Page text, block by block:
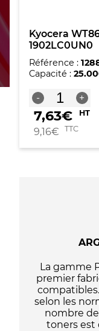
Kyocera
1902LC0UN0
Référence :
Capacité :
-
quantité
de
Kyocera
WT860
à
+
7,63€ HT
9,16€ TTC
La gamme
premier
selon les
nombre
toners est